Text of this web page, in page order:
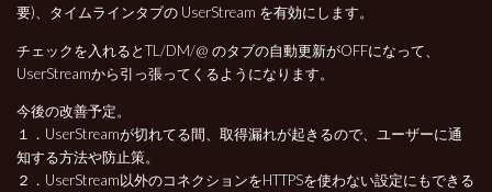
要)、タイムラインタブの UserStream を有効にします。
チェックを入れるとTL/DM/@ のタブの自動更新がOFFになって、
UserStreamから引っ張ってくるようになります。
今後の改善予定。
１．UserStreamが切れてる間、取得漏れが起きるので、ユーザーに通
知する方法や防止策。
２．UserStream以外のコネクションをHTTPSを使わない設定にもできる